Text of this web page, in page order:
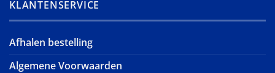
KLANTENSERVICE
Afhalen bestelling
Algemene Voorwaarden